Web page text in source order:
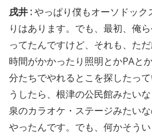
戌井 :やっぱり僕もオーソドック
りはあります。でも、最初、俺
ってたんですけど、それも、た
時間がかかったり照明とかPAと
分たちでやれるとこを探したっ
うしたら、根津の公民館みたい
泉のカラオケ・ステージみたい
やったんです。でも、何かそう